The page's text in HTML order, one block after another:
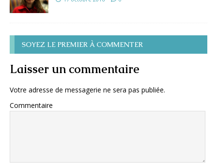
SOYEZ LE PREMIER À COMMENTER
Laisser un commentaire
Votre adresse de messagerie ne sera pas publiée.
Commentaire